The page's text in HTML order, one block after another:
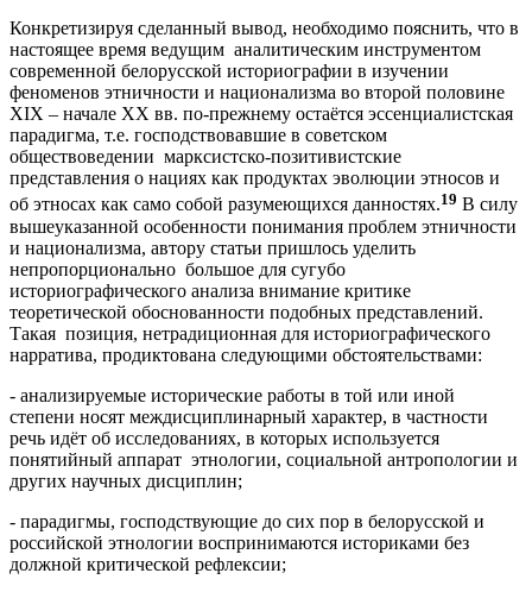
Конкретизируя сделанный вывод, необходимо пояснить, что в
настоящее время ведущим аналитическим инструментом
современной белорусской историографии в изучении
феноменов этничности и национализма во второй половине
XIX – начале XX вв. по-прежнему остаётся эссенциалистская
парадигма, т.е. господствовавшие в советском
обществоведении марксистско-позитивистские
представления о нациях как продуктах эволюции этносов и
об этносах как само собой разумеющихся данностях.19 В силу
вышеуказанной особенности понимания проблем этничности
и национализма, автору статьи пришлось уделить
непропорционально большое для сугубо
историографического анализа внимание критике
теоретической обоснованности подобных представлений.
Такая позиция, нетрадиционная для историографического
нарратива, продиктована следующими обстоятельствами:
- анализируемые исторические работы в той или иной
степени носят междисциплинарный характер, в частности
речь идёт об исследованиях, в которых используется
понятийный аппарат этнологии, социальной антропологии и
других научных дисциплин;
- парадигмы, господствующие до сих пор в белорусской и
российской этнологии воспринимаются историками без
должной критической рефлексии;